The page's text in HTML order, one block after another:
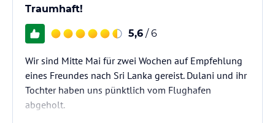
Traumhaft!
5,6 / 6
Wir sind Mitte Mai für zwei Wochen auf Empfehlung
eines Freundes nach Sri Lanka gereist. Dulani und ihr
Tochter haben uns pünktlich vom Flughafen
abgeholt.